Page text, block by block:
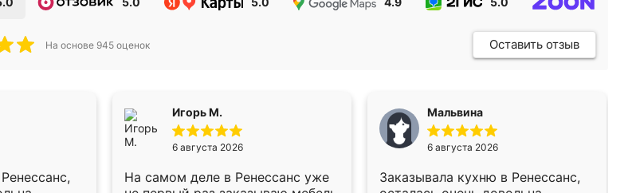
На основе 945 оценок Оставить отзыв
Игорь М.
6 августа 2026
На самом деле в Ренессанс уже
Мальвина
6 августа 2026
Заказывала кухню в Ренессанс,